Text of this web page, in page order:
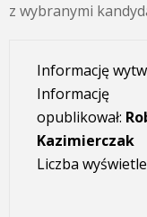
z wybranymi
Informację
Informację
opublikował:
Kazimierczak
Liczba